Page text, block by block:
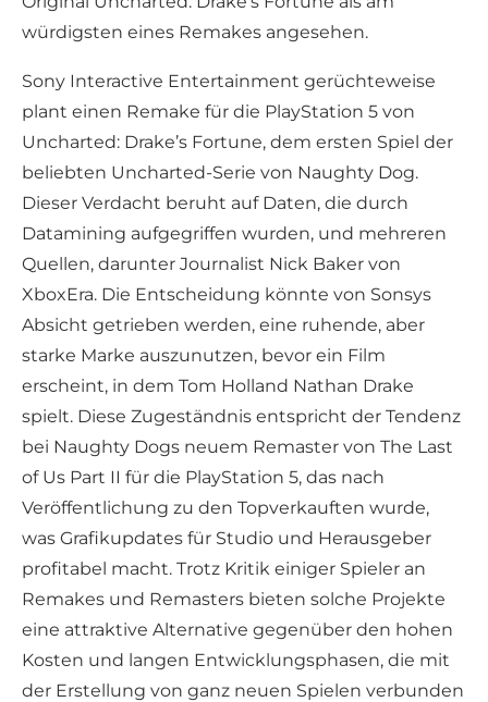
würdigsten eines Remakes angesehen.
Sony Interactive Entertainment gerüchteweise
plant einen Remake für die PlayStation 5 von
Uncharted: Drake’s Fortune, dem ersten Spiel der
beliebten Uncharted-Serie von Naughty Dog.
Dieser Verdacht beruht auf Daten, die durch
Datamining aufgegriffen wurden, und mehreren
Quellen, darunter Journalist Nick Baker von
XboxEra. Die Entscheidung könnte von Sonsys
Absicht getrieben werden, eine ruhende, aber
starke Marke auszunutzen, bevor ein Film
erscheint, in dem Tom Holland Nathan Drake
spielt. Diese Zugeständnis entspricht der Tendenz
bei Naughty Dogs neuem Remaster von The Last
of Us Part II für die PlayStation 5, das nach
Veröffentlichung zu den Topverkauften wurde,
was Grafikupdates für Studio und Herausgeber
profitabel macht. Trotz Kritik einiger Spieler an
Remakes und Remasters bieten solche Projekte
eine attraktive Alternative gegenüber den hohen
Kosten und langen Entwicklungsphasen, die mit
der Erstellung von ganz neuen Spielen verbunden